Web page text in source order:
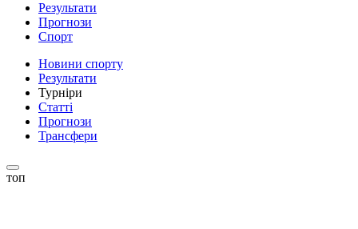
Результати
Прогнози
Спорт
Новини спорту
Результати
Турніри
Статті
Прогнози
Трансфери
топ